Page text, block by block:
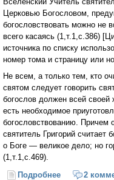
Церковью Богословом,
богословствовать можно не
всего касаясь (1,т.1,с.386)
источника по списку
номер тома и страницу или
Не всем, а только тем, кто
святом следует говорить
богослов должен всей
есть необходимое
богословствованию.
святитель Григорий
о Боге — великое дело; но
(1,т.1,с.469).
Подробнее о 2